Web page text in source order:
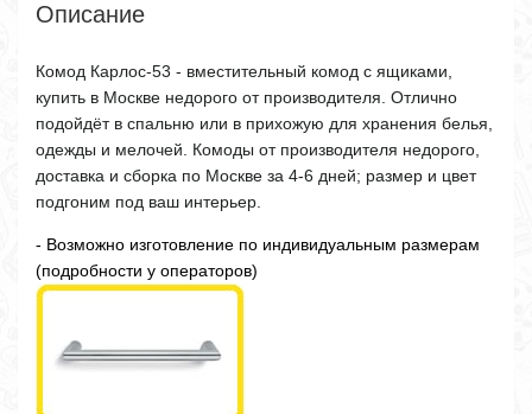
Описание
Комод Карлос-53 - вместительный комод с ящиками,
купить в Москве недорого от производителя. Отлично
подойдёт в спальню или в прихожую для хранения белья,
одежды и мелочей. Комоды от производителя недорого,
доставка и сборка по Москве за 4-6 дней; размер и цвет
подгоним под ваш интерьер.
- Возможно изготовление по индивидуальным размерам
(подробности у операторов)